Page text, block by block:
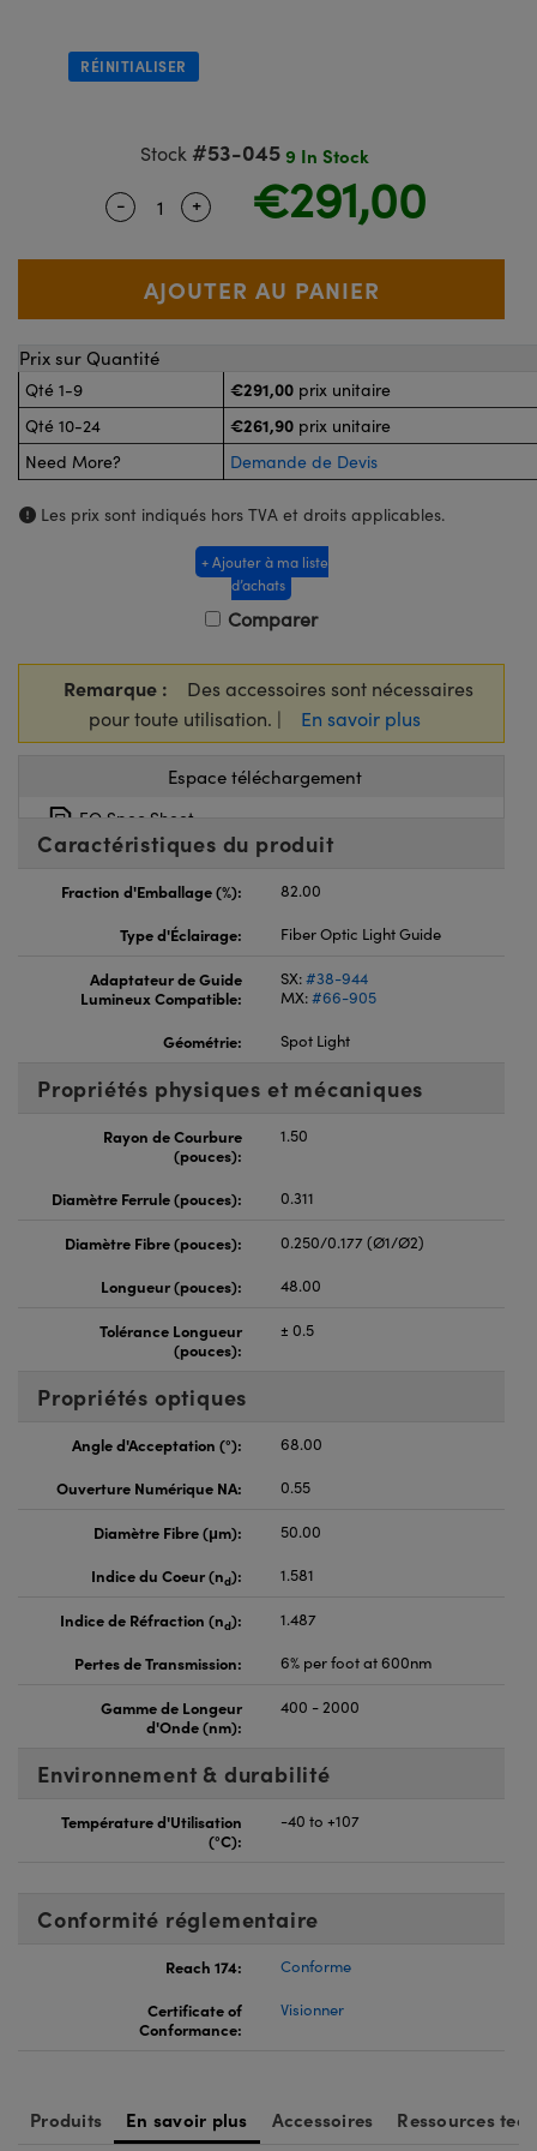
ou Coupleurs
: Microscopie
: Caméras
Labs™
Gratings™
Optiques de SCHOTT
RÉINITIALISER
Stock #53-045 9 In Stock
Quantity Selector
- Use the plus and minus buttons to
+ €291,00
Prix sur Quantité
Qté 1-9 €291,00 prix unitaire
Qté 10-24
€261,90 prix unitaire
Need More?
Demande de Devis
Les prix sont indiqués hors TVA et droits applicables.
+ Ajouter à ma liste
d’achats
Comparer
Remarque :
Des accessoires sont nécessaires
pour toute utilisation. |
En savoir plus
Espace téléchargement
EO Spec Sheet
Caractéristiques du produit
Fraction d'Emballage (%):
82.00
Type d'Éclairage:
Fiber Optic Light Guide
Adaptateur de Guide
Lumineux Compatible:
SX:#38-944
MX:#66-905
Géométrie:
Spot Light
Propriétés physiques et mécaniques
Rayon de Courbure
(pouces):
1.50
Diamètre Ferrule (pouces): 0.311
Diamètre Fibre (pouces):
0.250/0.177 (Ø1/Ø2)
Longueur (pouces):
48.00
Tolérance Longueur
(pouces):
± 0.5
Propriétés optiques
Angle d'Acceptation (°):
68.00
Ouverture Numérique NA:
0.55
Diamètre Fibre (μm):
50.00
Indice du Coeur (nd): 1.581
Indice de Réfraction (nd):
1.487
Pertes de Transmission:
6% per foot at 600nm
Gamme de Longeur
d'Onde (nm):
400 - 2000
Environnement & durabilité
Température d'Utilisation
(°C):
-40 to +107
Conformité réglementaire
Reach 174:
Conforme
Certificate of
Conformance:
Visionner
Produits En savoir plus Accessoires Ressources